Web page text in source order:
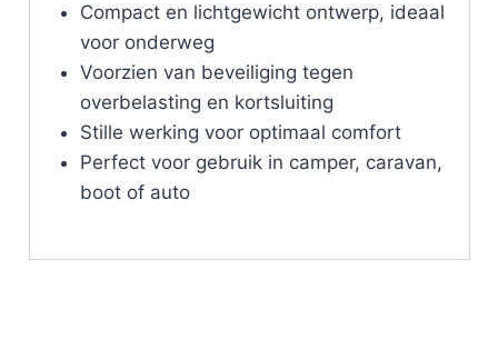
Compact en lichtgewicht ontwerp, ideaal
voor onderweg
Voorzien van beveiliging tegen
overbelasting en kortsluiting
Stille werking voor optimaal comfort
Perfect voor gebruik in camper, caravan,
boot of auto